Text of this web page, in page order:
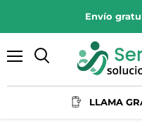
Envío
LLAMA